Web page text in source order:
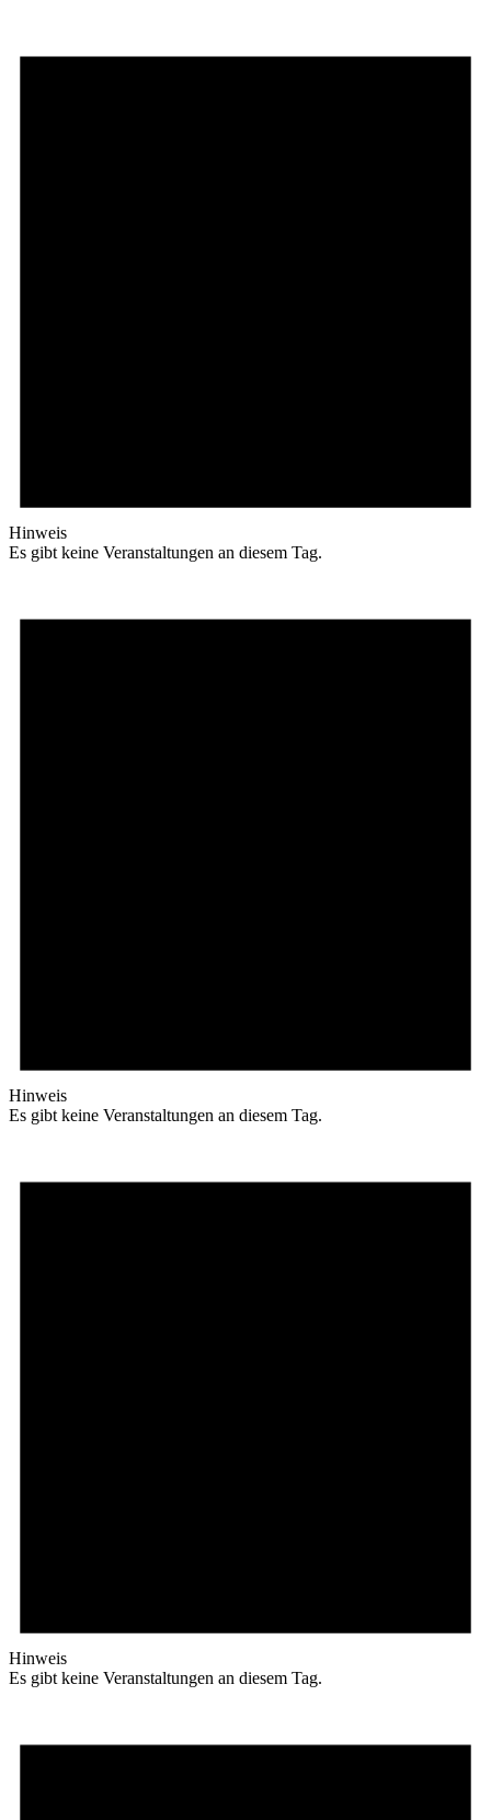
Hinweis
Es gibt keine Veranstaltungen an diesem Tag.
Hinweis
Es gibt keine Veranstaltungen an diesem Tag.
Hinweis
Es gibt keine Veranstaltungen an diesem Tag.